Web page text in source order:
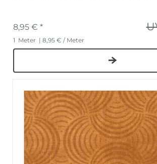
8,95 € *
1 Meter | 8,95 € / Meter